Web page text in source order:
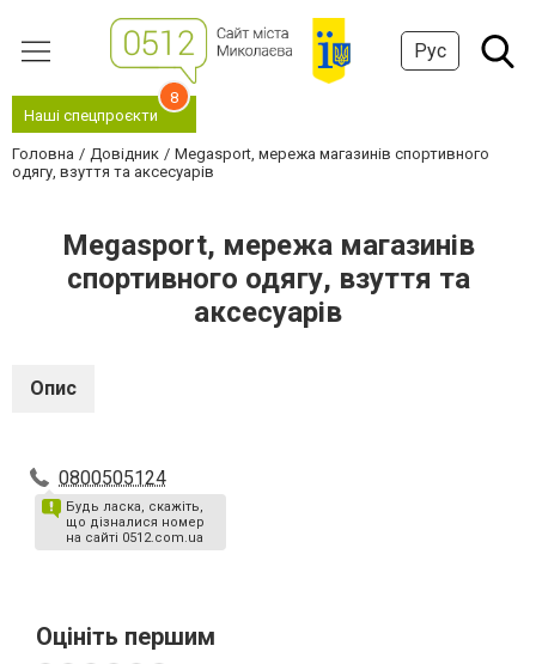
Рус
Наші спецпроєкти
8
Головна Довідник
Megasport, мережа магазинів спортивного
одягу, взуття та аксесуарів
Megasport, мережа магазинів
спортивного одягу, взуття та
аксесуарів
Опис
0800505124
Будь ласка, скажіть,
що дізналися номер
на сайті 0512.com.ua
Оцініть першим